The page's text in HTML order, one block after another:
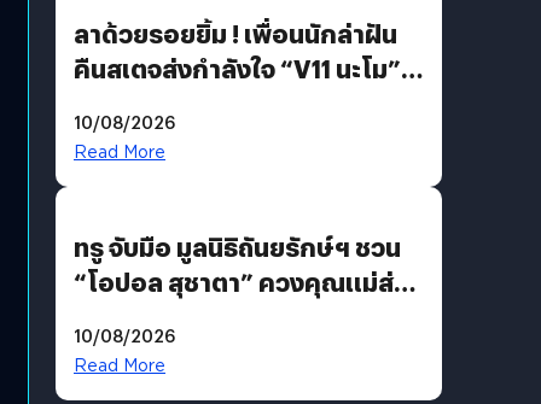
ลาด้วยรอยยิ้ม ! เพื่อนนักล่าฝัน
คืนสเตจส่งกำลังใจ “V11 นะโม”
รักแน่นฮอลล์
10/08/2026
Read More
ทรู จับมือ มูลนิธิถันยรักษ์ฯ ชวน
“โอปอล สุชาตา” ควงคุณแม่ส่ง
เติมเต็มความหมายวันแม่ปีนี้
10/08/2026
Read More